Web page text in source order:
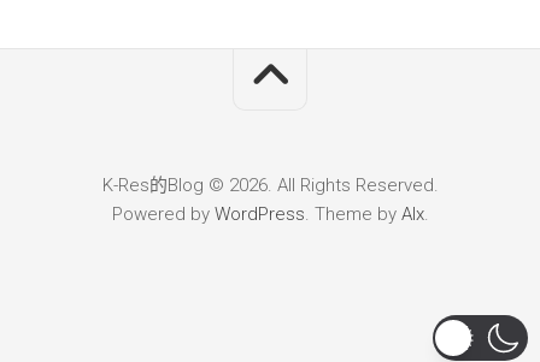
K-Res的Blog © 2026. All Rights Reserved.
Powered by WordPress. Theme by Alx.